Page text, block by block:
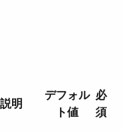
説明
デフォル
ト値
必
須